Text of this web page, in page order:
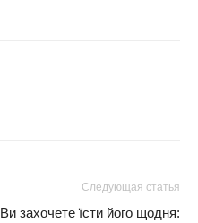
Следующая статья
Ви захочете їсти його щодня: